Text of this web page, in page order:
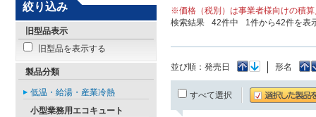
※価格（税別）は事業者様向けの積
検索結果
42件中 1件から42件を表
並び順： 発売日 形名
すべて選択
絞り込み
旧型品表示
旧型品を表示する
製品分類
低温・給湯・産業冷熱
小型業務用エコキュート